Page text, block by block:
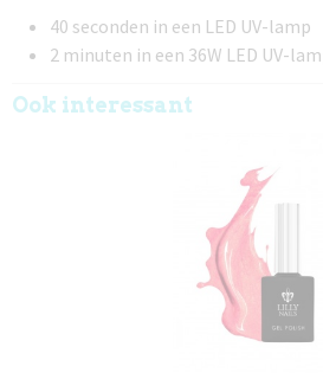
40 seconden in een LED UV-lamp
2 minuten in een 36W LED UV-
Ook interessant